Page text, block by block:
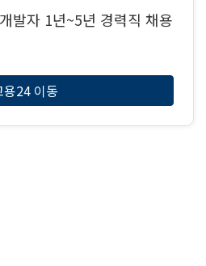
발자 1년~5년 경력직 채용
용24 이동